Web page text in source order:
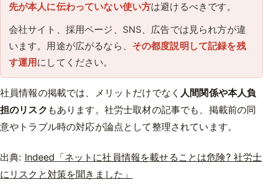
先が本人に伝わっていない使い方は避けるべきです。
会社サイト、採用ページ、SNS、広告では見られ方が違
います。用途が広がるなら、 その都度説明して記録を残
す運用 にしてください。
社員情報の掲載では、メリットだけでなく 人間関係や本人負
担のリスク もあります。社労士取材の記事でも、掲載前の同
意やトラブル時の対応が論点として整理されています。
出典: Indeed「ネットに社員情報を載せることは危険? 社労士
にリスクと対策を聞きました」